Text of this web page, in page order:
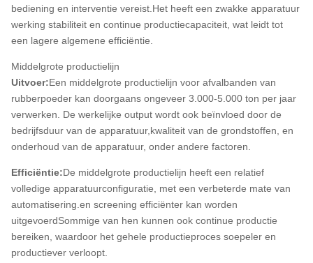
bediening en interventie vereist.Het heeft een zwakke apparatuur
werking stabiliteit en continue productiecapaciteit, wat leidt tot
een lagere algemene efficiëntie.
Middelgrote productielijn
Uitvoer:Een middelgrote productielijn voor afvalbanden van
rubberpoeder kan doorgaans ongeveer 3.000-5.000 ton per jaar
verwerken. De werkelijke output wordt ook beïnvloed door de
bedrijfsduur van de apparatuur,kwaliteit van de grondstoffen, en
onderhoud van de apparatuur, onder andere factoren.
Efficiëntie:De middelgrote productielijn heeft een relatief
volledige apparatuurconfiguratie, met een verbeterde mate van
automatisering.en screening efficiënter kan worden
uitgevoerdSommige van hen kunnen ook continue productie
bereiken, waardoor het gehele productieproces soepeler en
productiever verloopt.